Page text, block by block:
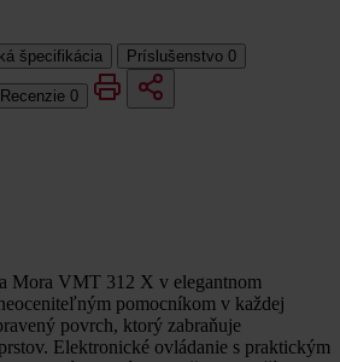
špecifikácia Príslušenstvo 0
Recenzie 0
Mora VMT 312 X v elegantnom
pomocníkom v každej
povrch, ktorý zabraňuje
Elektronické ovládanie s praktickým